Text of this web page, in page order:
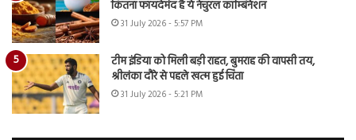
कितना फायदेमंद है ये नेचुरल कॉम्बिनेशन
31 July 2026 - 5:57 PM
टीम इंडिया को मिली बड़ी राहत, बुमराह की वापसी तय,
श्रीलंका दौरे से पहले खत्म हुई चिंता
31 July 2026 - 5:21 PM